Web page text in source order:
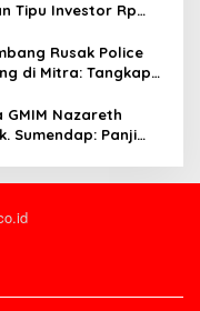
Tipu Investor Rp
Rusak Police
di Mitra: Tangkap
GMIM Nazareth
Sumendap: Panji